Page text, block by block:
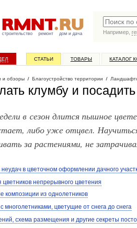
строительство ремонт дом и дача
Например,
СТАТЬИ ТОВАРЫ КАТАЛОГ
и обзоры / Благоустройство территории /
клумбу и
в сезон длится пышное
либо уже отцвел.
за растениями, не
неудач в цветочном оформлении дачного
цветников непрерывного цветения
композиции из однолетников
многолетниками, цветущие от снега до снега
схема размещения и другие секреты